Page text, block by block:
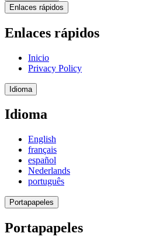
Enlaces rápidos
Enlaces rápidos
Inicio
Privacy Policy
Idioma
Idioma
English
français
español
Nederlands
português
Portapapeles
Portapapeles